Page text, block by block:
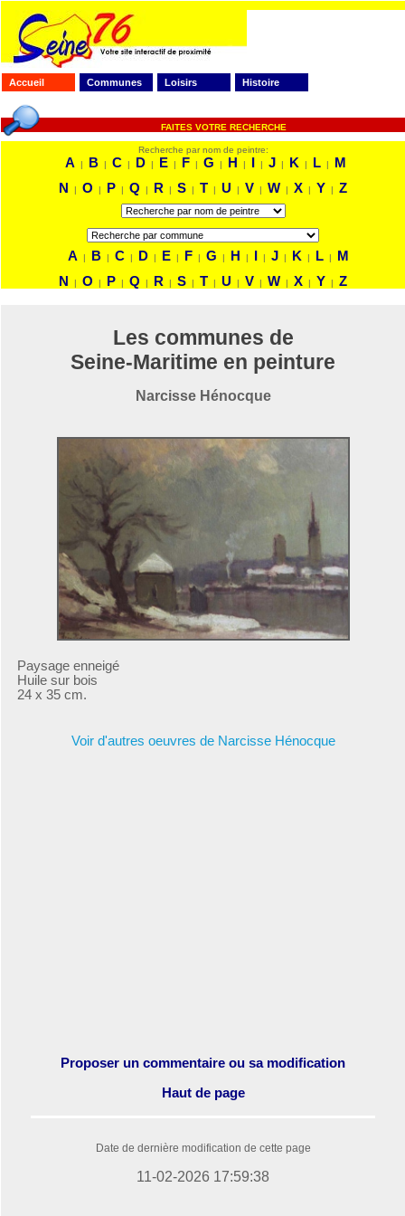
Accueil Communes Loisirs Histoire
FAITES VOTRE RECHERCHE
Recherche par nom de peintre:
A | B | C | D | E | F | G | H | I | J | K | L |
M
N
| O | P | Q | R | S | T | U | V | W | X | Y | Z
A | B | C | D | E | F | G | H | I | J | K | L |
M
N
| O | P | Q | R | S | T | U | V | W | X | Y | Z
Les communes de
Seine-Maritime en peinture
Narcisse Hénocque
Paysage enneigé
Huile sur bois
24 x 35 cm.
Voir d'autres oeuvres de Narcisse Hénocque
Proposer un commentaire ou sa modification
Haut de page
Date de dernière modification de cette page
11-02-2026 17:59:38